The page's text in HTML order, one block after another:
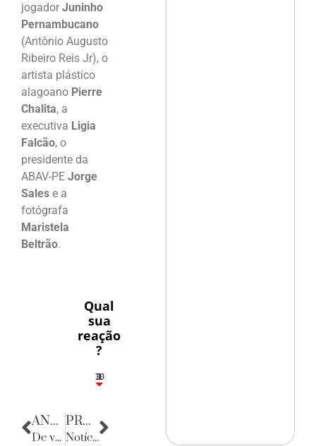
jogador Juninho
Pernambucano
(Antônio Augusto
Ribeiro Reis Jr), o
artista plástico
alagoano Pierre
Chalita, a
executiva Ligia
Falcão, o
presidente da
ABAV-PE Jorge
Sales e a
fotógrafa
Maristela
Beltrão.
Qual
sua
reação
?
3
1
1
3
10
ANTERIOR
De volta para o passado
PRÓXIMA
Notícias do Rio Grande do Norte